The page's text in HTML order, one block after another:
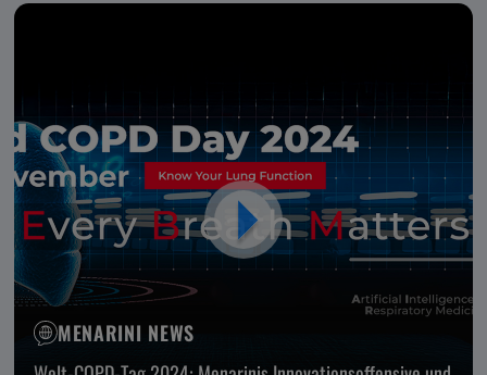
MENARINI NEWS